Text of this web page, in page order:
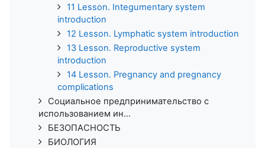
11 Lesson. Integumentary system
introduction
12 Lesson. Lymphatic system introduction
13 Lesson. Reproductive system
introduction
14 Lesson. Pregnancy and pregnancy
complications
Социальное предпринимательство с
использованием ин...
БЕЗОПАСНОСТЬ
БИОЛОГИЯ